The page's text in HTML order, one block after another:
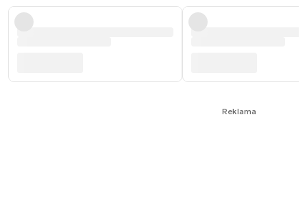
Reklama